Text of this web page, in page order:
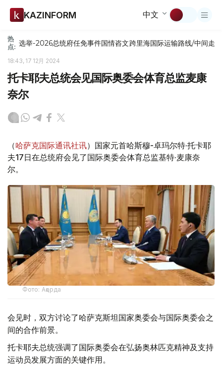
KAZINFORM 中文
热
点: 选举-2026总统府任免事件国情咨文跨里海国际运输路线/中间走廊
18:43, 17 12月 2024
托卡耶夫总统会见国际奥委会体育总监麦康
奈尔
（哈萨克国际通讯社讯）国家元首哈斯穆-卓玛尔特·托卡耶
夫17日在总统府会见了国际奥委会体育总监基特·麦康奈
尔。
Фото: Ақорда
会见时，双方讨论了哈萨克斯坦国家奥委会与国际奥委会之
间的合作前景。
托卡耶夫总统强调了国际奥委会在弘扬奥林匹克精神及支持
运动员发展方面的关键作用。